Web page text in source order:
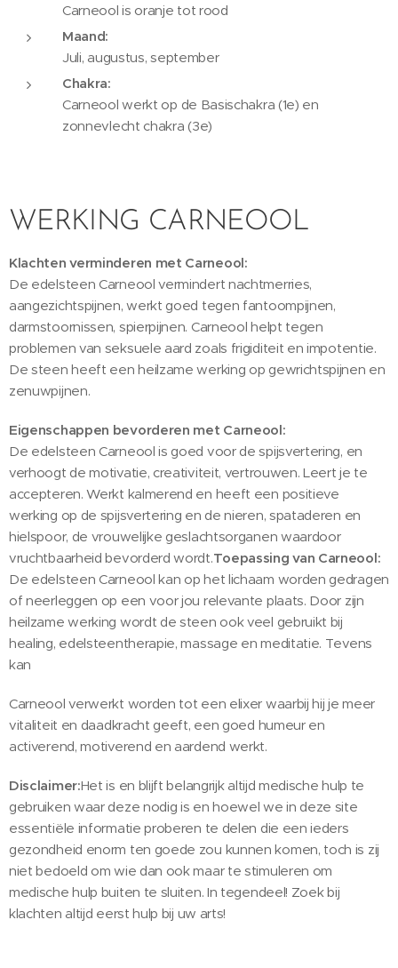
Carneool is oranje tot rood
Maand:
Juli, augustus, september
Chakra:
Carneool werkt op de Basischakra (1e) en
zonnevlecht chakra (3e)
WERKING CARNEOOL
Klachten verminderen met Carneool:
De edelsteen Carneool vermindert nachtmerries,
aangezichtspijnen, werkt goed tegen fantoompijnen,
darmstoornissen, spierpijnen. Carneool helpt tegen
problemen van seksuele aard zoals frigiditeit en impotentie.
De steen heeft een heilzame werking op gewrichtspijnen en
zenuwpijnen.
Eigenschappen bevorderen met Carneool:
De edelsteen Carneool is goed voor de spijsvertering, en
verhoogt de motivatie, creativiteit, vertrouwen. Leert je te
accepteren. Werkt kalmerend en heeft een positieve
werking op de spijsvertering en de nieren, spataderen en
hielspoor, de vrouwelijke geslachtsorganen waardoor
vruchtbaarheid bevorderd wordt.Toepassing van Carneool:
De edelsteen Carneool kan op het lichaam worden gedragen
of neerleggen op een voor jou relevante plaats. Door zijn
heilzame werking wordt de steen ook veel gebruikt bij
healing, edelsteentherapie, massage en meditatie. Tevens
kan
Carneool verwerkt worden tot een elixer waarbij hij je meer
vitaliteit en daadkracht geeft, een goed humeur en
activerend, motiverend en aardend werkt.
Disclaimer:Het is en blijft belangrijk altijd medische hulp te
gebruiken waar deze nodig is en hoewel we in deze site
essentiële informatie proberen te delen die een ieders
gezondheid enorm ten goede zou kunnen komen, toch is zij
niet bedoeld om wie dan ook maar te stimuleren om
medische hulp buiten te sluiten. In tegendeel! Zoek bij
klachten altijd eerst hulp bij uw arts!